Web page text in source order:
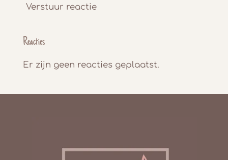
Verstuur reactie
Reacties
Er zijn geen reacties geplaatst.